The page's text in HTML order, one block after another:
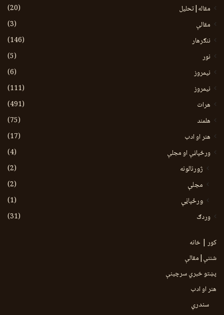
مقاله|تحلیل
(20)
مقالې
(3)
ننګرهار
(146)
نور
(5)
نيمروز
(6)
نیمروز
(111)
هرات
(491)
هلمند
(75)
هنر او ادب
(17)
ورځپاڼې او مجلې
(4)
ژورنالونه
(2)
مجلې
(2)
ورځپاڼې
(1)
وردګ
(31)
کور | خانه
شننې|مقالې
پښتو خبري سرچينې
هنر او ادب
سندرې